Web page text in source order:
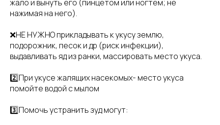
жало и вынуть его (пинцетом или ногтем; не
нажимая на него).
❌НЕ НУЖНО прикладывать к укусу землю,
подорожник, песок и др (риск инфекции),
выдавливать яд из ранки, массировать место укуса.
2️⃣При укусе жалящих насекомых- место укуса
помойте водой с мылом
3️⃣Помочь устранить зуд могут: